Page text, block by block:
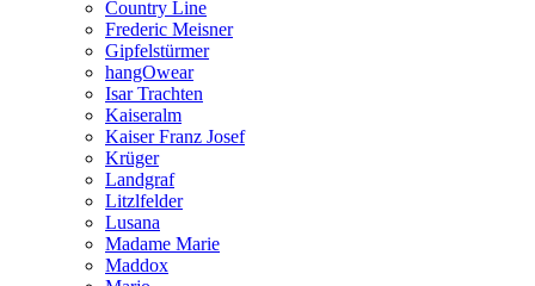
Country Line
Frederic Meisner
Gipfelstürmer
hangOwear
Isar Trachten
Kaiseralm
Kaiser Franz Josef
Krüger
Landgraf
Litzlfelder
Lusana
Madame Marie
Maddox